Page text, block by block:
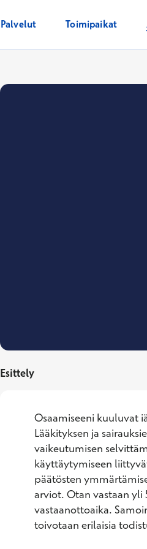
Palvelut Toimipaikat
Esittely
Osaamiseeni kuuluvat
Lääkityksen ja
vaikeutumisen
käyttäytymiseen
päätösten
arviot. Otan vastaan
vastaanottoaika.
toivotaan erilaisia